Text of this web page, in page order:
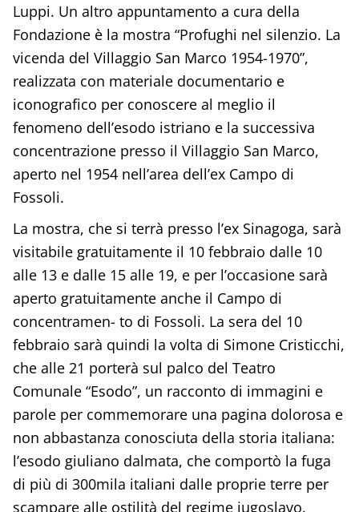
Luppi. Un altro appuntamento a cura della
Fondazione è la mostra “Profughi nel silenzio. La
vicenda del Villaggio San Marco 1954-1970”,
realizzata con materiale documentario e
iconografico per conoscere al meglio il
fenomeno dell’esodo istriano e la successiva
concentrazione presso il Villaggio San Marco,
aperto nel 1954 nell’area dell’ex Campo di
Fossoli.
La mostra, che si terrà presso l’ex Sinagoga, sarà
visitabile gratuitamente il 10 febbraio dalle 10
alle 13 e dalle 15 alle 19, e per l’occasione sarà
aperto gratuitamente anche il Campo di
concentramen- to di Fossoli. La sera del 10
febbraio sarà quindi la volta di Simone Cristicchi,
che alle 21 porterà sul palco del Teatro
Comunale “Esodo”, un racconto di immagini e
parole per commemorare una pagina dolorosa e
non abbastanza conosciuta della storia italiana:
l’esodo giuliano dalmata, che comportò la fuga
di più di 300mila italiani dalle proprie terre per
scampare alle ostilità del regime jugoslavo.